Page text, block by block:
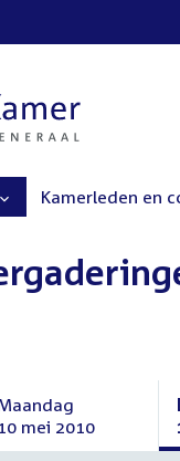
Kamerleden en
10 mei 2010